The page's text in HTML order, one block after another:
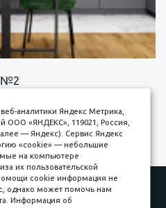
№2
Оплата
аналитики Яндекс Метрика,
ООО «ЯНДЕКС», 119021, Россия,
— Яндекс). Сервис Яндекс
«cookie» — небольшие
на компьютере
их пользовательской
cookie информация не
однако может помочь нам
Информация об